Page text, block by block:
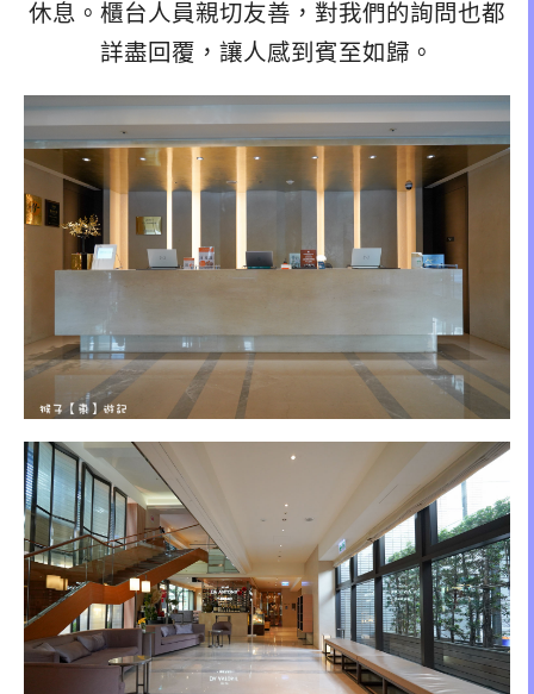
休息。櫃台人員親切友善，對我們的詢問也都
詳盡回覆，讓人感到賓至如歸。